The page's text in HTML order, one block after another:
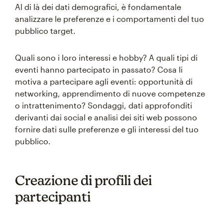
Al di là dei dati demografici, è fondamentale
analizzare le preferenze e i comportamenti del tuo
pubblico target.
Quali sono i loro interessi e hobby? A quali tipi di
eventi hanno partecipato in passato? Cosa li
motiva a partecipare agli eventi: opportunità di
networking, apprendimento di nuove competenze
o intrattenimento? Sondaggi, dati approfonditi
derivanti dai social e analisi dei siti web possono
fornire dati sulle preferenze e gli interessi del tuo
pubblico.
Creazione di profili dei
partecipanti